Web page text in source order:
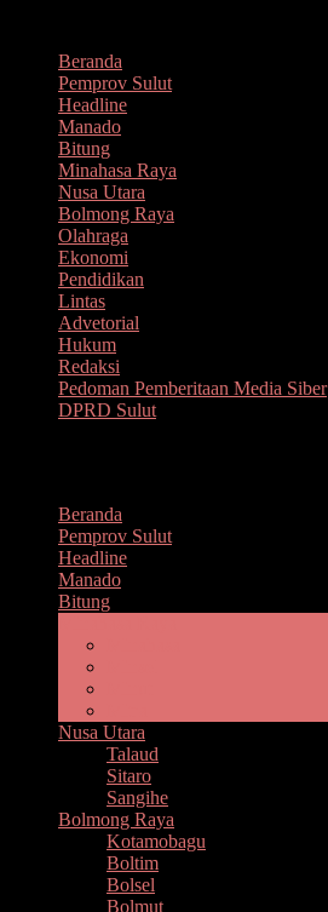
kontenBeranda
Pemprov Sulut
Headline
Manado
Bitung
Minahasa Raya
Nusa Utara
Bolmong Raya
Olahraga
Ekonomi
Pendidikan
Lintas
Advetorial
Hukum
Redaksi
Pedoman Pemberitaan Media Siber
DPRD Sulut
Beranda
Pemprov Sulut
Headline
Manado
Bitung
Nusa Utara
Talaud
Sitaro
Sangihe
Bolmong Raya
Kotamobagu
Boltim
Bolsel
Bolmut